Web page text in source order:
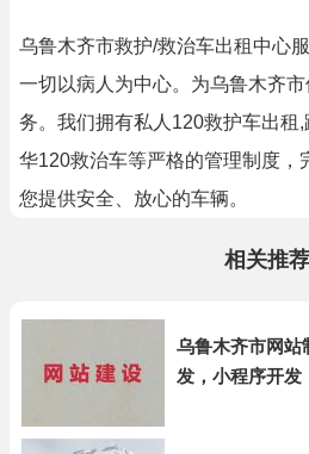
乌鲁木齐市救护/救治车出租中心
一切以病人为中心。为乌鲁木齐
务。我们拥有私人120救护车出租
华120救治车等严格的管理制度，
您提供安全、放心的车辆。
相关推荐
乌鲁木齐市网站
发，小程序开发